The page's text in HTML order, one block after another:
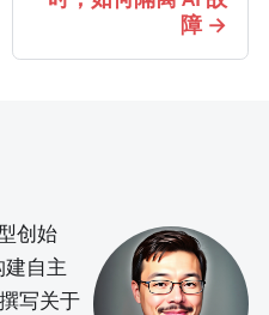
障
创始
自主
写关于